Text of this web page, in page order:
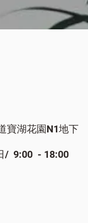
寶湖花園N1地下
/ 9:00 - 18:00​